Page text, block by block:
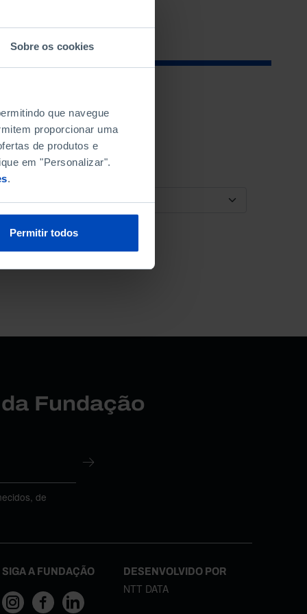
Sobre os cookies
que navegue
proporcionar uma
de produtos e
em "Personalizar".
.
Permitir todos
ORDENAR POR
Fundação
de
SIGA A FUNDAÇÃO DESENVOLVIDO POR
NTT DATA